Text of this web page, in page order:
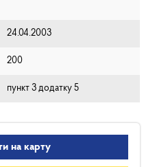
24.04.2003
200
пункт 3 додатку 5
на карту